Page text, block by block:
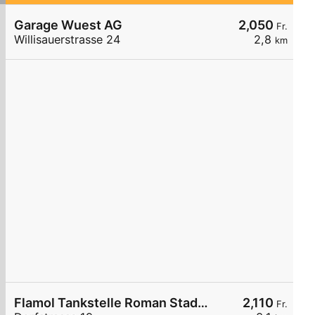
2,050 Fr.
2,8 km
Garage Wuest AG
Willisauerstrasse 24
2,110 Fr.
Flamol Tankstelle Roman Stadelmann